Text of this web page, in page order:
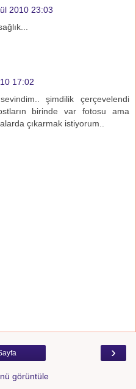
2010 23:03
17:02
şimdilik çerçevelendi
birinde var fotosu ama
çıkarmak istiyorum..
›
görüntüle